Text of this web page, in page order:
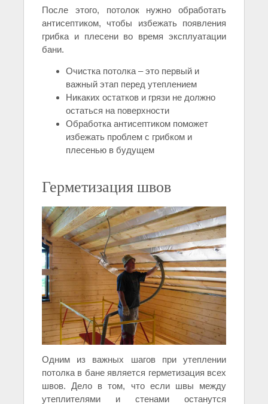
После этого, потолок нужно обработать
антисептиком, чтобы избежать появления
грибка и плесени во время эксплуатации
бани.
Очистка потолка – это первый и
важный этап перед утеплением
Никаких остатков и грязи не должно
остаться на поверхности
Обработка антисептиком поможет
избежать проблем с грибком и
плесенью в будущем
Герметизация швов
Одним из важных шагов при утеплении
потолка в бане является герметизация всех
швов. Дело в том, что если швы между
утеплителями и стенами останутся